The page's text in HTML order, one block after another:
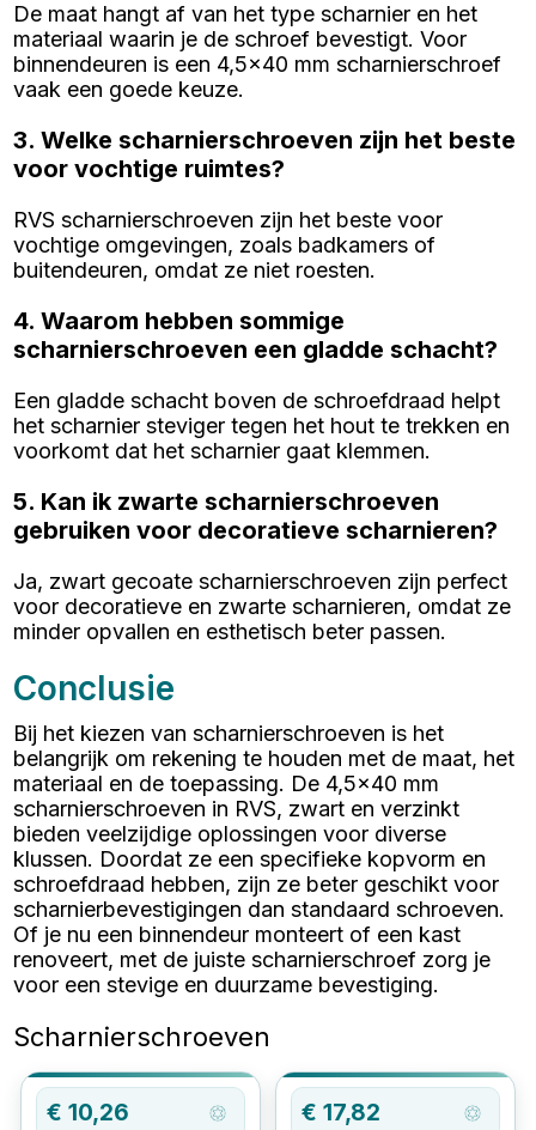
De maat hangt af van het type scharnier en het
materiaal waarin je de schroef bevestigt. Voor
binnendeuren is een 4,5x40 mm scharnierschroef
vaak een goede keuze.
3. Welke scharnierschroeven zijn het beste
voor vochtige ruimtes?
RVS scharnierschroeven zijn het beste voor
vochtige omgevingen, zoals badkamers of
buitendeuren, omdat ze niet roesten.
4. Waarom hebben sommige
scharnierschroeven een gladde schacht?
Een gladde schacht boven de schroefdraad helpt
het scharnier steviger tegen het hout te trekken en
voorkomt dat het scharnier gaat klemmen.
5. Kan ik zwarte scharnierschroeven
gebruiken voor decoratieve scharnieren?
Ja, zwart gecoate scharnierschroeven zijn perfect
voor decoratieve en zwarte scharnieren, omdat ze
minder opvallen en esthetisch beter passen.
Conclusie
Bij het kiezen van scharnierschroeven is het
belangrijk om rekening te houden met de maat, het
materiaal en de toepassing. De 4,5x40 mm
scharnierschroeven in RVS, zwart en verzinkt
bieden veelzijdige oplossingen voor diverse
klussen. Doordat ze een specifieke kopvorm en
schroefdraad hebben, zijn ze beter geschikt voor
scharnierbevestigingen dan standaard schroeven.
Of je nu een binnendeur monteert of een kast
renoveert, met de juiste scharnierschroef zorg je
voor een stevige en duurzame bevestiging.
Scharnierschroeven
€10,26 € 17,82